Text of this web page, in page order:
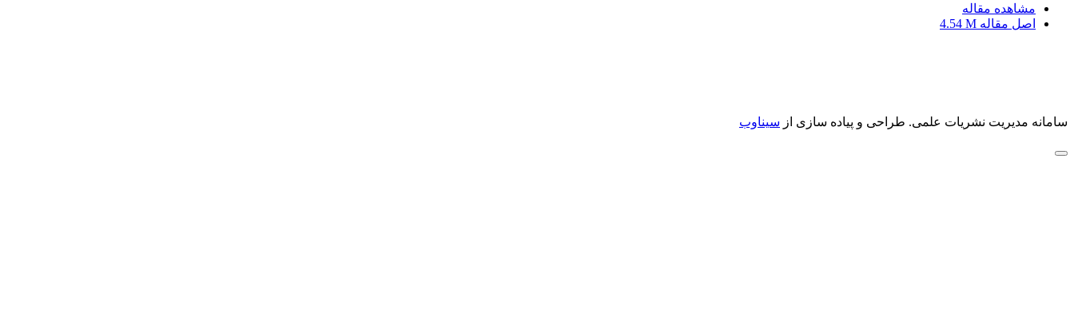
مشاهده مقاله
اصل مقاله 4.54 M
سامانه مدیریت نشریات علمی. طراحی و پیاده سازی از سیناوب